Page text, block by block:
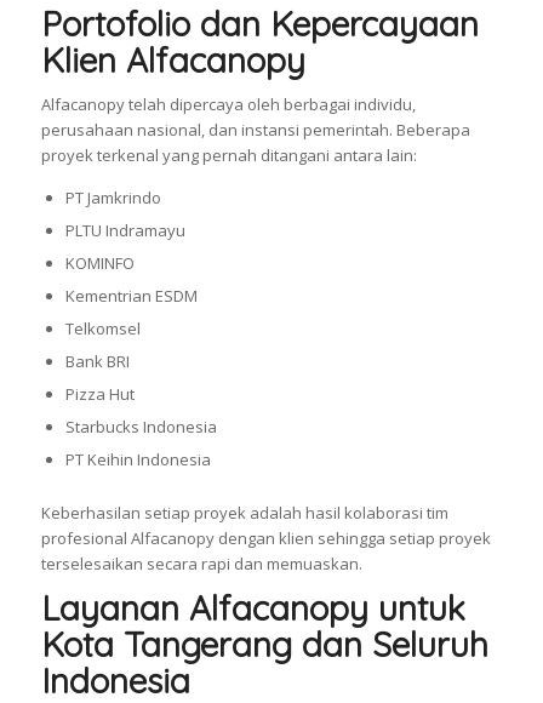
Portofolio dan Kepercayaan
Klien Alfacanopy
Alfacanopy telah dipercaya oleh berbagai individu,
perusahaan nasional, dan instansi pemerintah. Beberapa
proyek terkenal yang pernah ditangani antara lain:
PT Jamkrindo
PLTU Indramayu
KOMINFO
Kementrian ESDM
Telkomsel
Bank BRI
Pizza Hut
Starbucks Indonesia
PT Keihin Indonesia
Keberhasilan setiap proyek adalah hasil kolaborasi tim
profesional Alfacanopy dengan klien sehingga setiap proyek
terselesaikan secara rapi dan memuaskan.
Layanan Alfacanopy untuk
Kota Tangerang dan Seluruh
Indonesia